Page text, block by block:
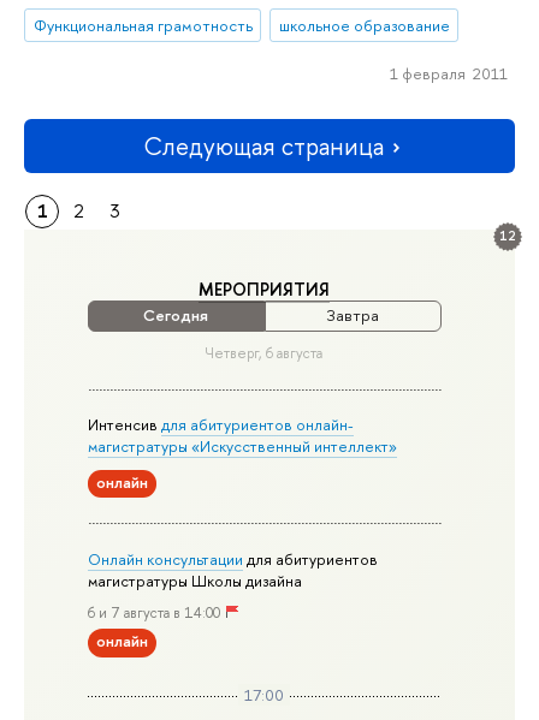
12
МЕРОПРИЯТИЯ
Сегодня Завтра
Четверг, 6 августа
Интенсивдля абитуриентов онлайн-
магистратуры «Искусственный интеллект»
онлайн
Онлайн консультации для абитуриентов
магистратуры Школы дизайна
6 и 7 августа в 14:00
онлайн
17:00
Функциональная грамотность
школьное образование
1 февраля 2011
Следующая страница
1 2 3